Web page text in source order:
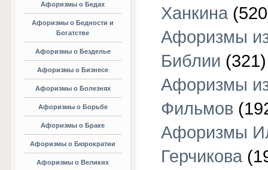
Афоризмы о Бедах
Афоризмы о Бедности и
Богатстве
Афоризмы о Безделье
Афоризмы о Бизнесе
Афоризмы о Болезнях
Афоризмы о Борьбе
Афоризмы о Браке
Афоризмы о Бюрократии
Афоризмы о Великих
Ханкина
Афоризмы
Библии (321)
Афоризмы
Фильмов
Афоризмы
Герчикова